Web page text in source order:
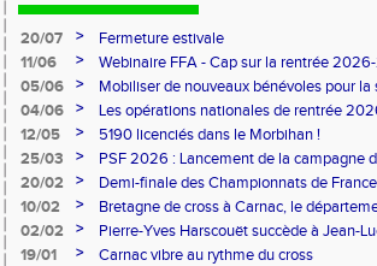
20/07 >
Fermeture estivale
11/06
>
Webinaire FFA - Cap sur la rentrée
05/06
>
Mobiliser de nouveaux bénévoles pour
04/06
>
Les opérations nationales de rentrée
12/05
>
5190 licenciés dans le Morbihan !
25/03
>
PSF 2026 : Lancement de la campagne
20/02
>
Demi-finale des Championnats de
10/02
>
Bretagne de cross à Carnac, le
l'honneur
02/02 >
Pierre-Yves Harscouët succède à Jean-
comité du Morbihan
19/01 >
Carnac vibre au rythme du cross